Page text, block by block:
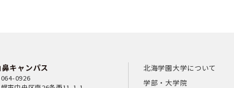
鼻キャンパス
064-0926
北海学園大学について
学部・大学院